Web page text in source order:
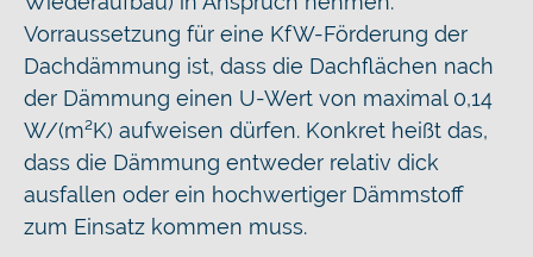
Vorraussetzung für eine KfW-Förderung der
Dachdämmung ist, dass die Dachflächen nach
der Dämmung einen U-Wert von maximal 0,14
W/(m²K) aufweisen dürfen. Konkret heißt das,
dass die Dämmung entweder relativ dick
ausfallen oder ein hochwertiger Dämmstoff
zum Einsatz kommen muss.